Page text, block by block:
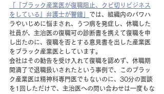
「『ブラック産業医が復職阻止、クビ切りビジネス
をしている』弁護士が警鐘」 では、組織内のパワハ
ラやいじめに悩まされ、うつ病を発症し、休職した
社員が、主治医の復職可の診断書を携えて復職を申
し出たのに、復職を否とする意見書を出した産業医
をブラック産業医としています。
会社はその勧告を受け入れて復職を認めず、休職期
間満了で退職扱いされたという事例で、このブラッ
ク産業医は精神科専門医でもないのに、30分の面談
を1回しただけで、主治医への問い合わせは一度もな